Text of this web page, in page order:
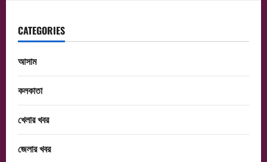
CATEGORIES
আসাম
কলকাতা
খেলার খবর
জেলার খবর